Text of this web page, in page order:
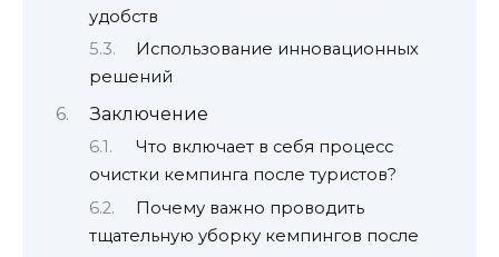
удобств
Использование инновационных
решений
Заключение
Что включает в себя процесс
очистки кемпинга после туристов?
Почему важно проводить
тщательную уборку кемпингов после